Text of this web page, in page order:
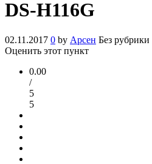
DS-H116G
02.11.2017 0 by Арсен Без рубрики
Оценить этот пункт
0.00
/
5
5